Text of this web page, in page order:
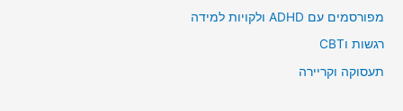
מפורסמים עם ADHD ולקויות למידה
רגשות וCBT
תעסוקה וקריירה